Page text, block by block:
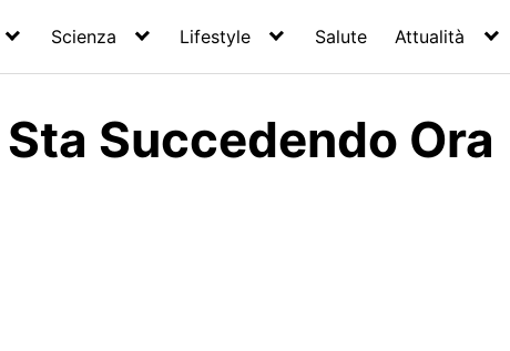
Scienza Lifestyle Salute Attualità
Succedendo Ora